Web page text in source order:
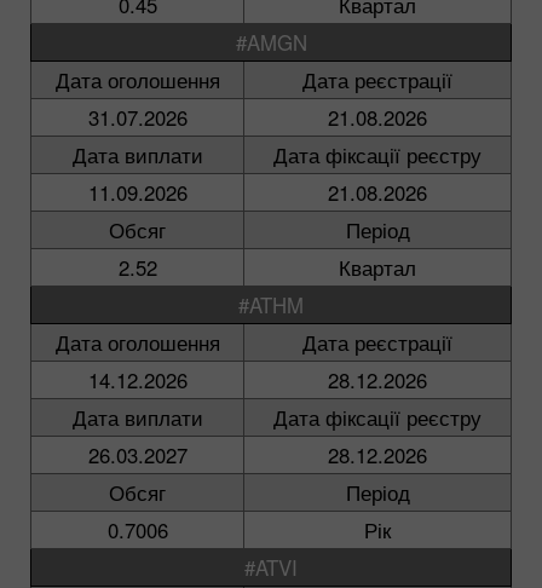
#AMGN
Дата оголошення
Дата реєстрації
31.07.2026
21.08.2026
Дата виплати
Дата фіксації реєстру
11.09.2026
21.08.2026
Обсяг
Період
2.52
Квартал
#ATHM
Дата оголошення
Дата реєстрації
14.12.2026
28.12.2026
Дата виплати
Дата фіксації реєстру
26.03.2027
28.12.2026
Обсяг
Період
0.7006
Рік
#ATVI